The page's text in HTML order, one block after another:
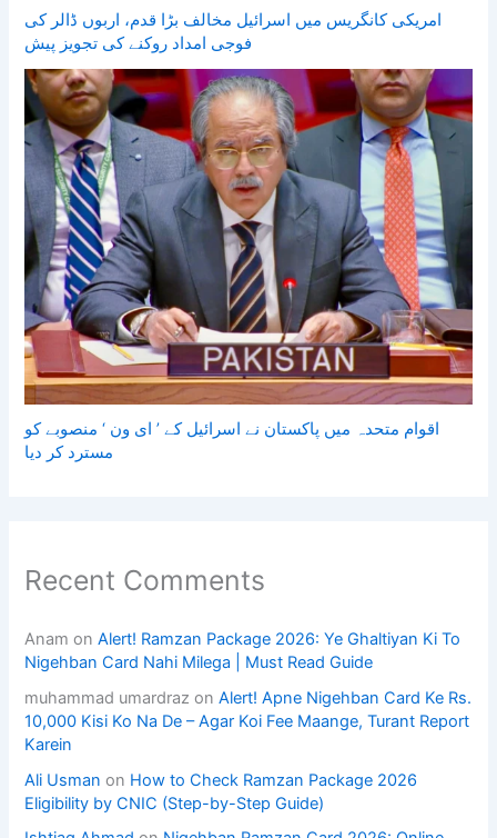
امریکی کانگریس میں اسرائیل مخالف بڑا قدم، اربوں ڈالر کی
فوجی امداد روکنے کی تجویز پیش
اقوام متحدہ میں پاکستان نے اسرائیل کے ’ ای ون ‘ منصوبے کو
مسترد کر دیا
Recent Comments
Anam onAlert! Ramzan Package 2026: Ye Ghaltiyan Ki To
Nigehban Card Nahi Milega | Must Read Guide
muhammad umardraz onAlert! Apne Nigehban Card Ke Rs.
10,000 Kisi Ko Na De – Agar Koi Fee Maange, Turant Report
Karein
Ali Usman on How to Check Ramzan Package 2026
Eligibility by CNIC (Step-by-Step Guide)